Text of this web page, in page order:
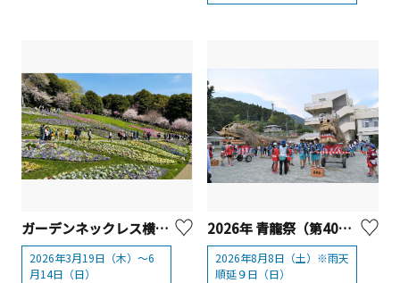
ガーデンネックレス横浜2026【横浜市】
2026年3月19日（木）～6
月14日（日）
2026年 青龍祭（第40回） 【清川村】
2026年8月8日（土）※雨天
順延９日（日）